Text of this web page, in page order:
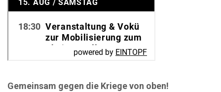
Gemeinsam gegen die Kriege von oben!